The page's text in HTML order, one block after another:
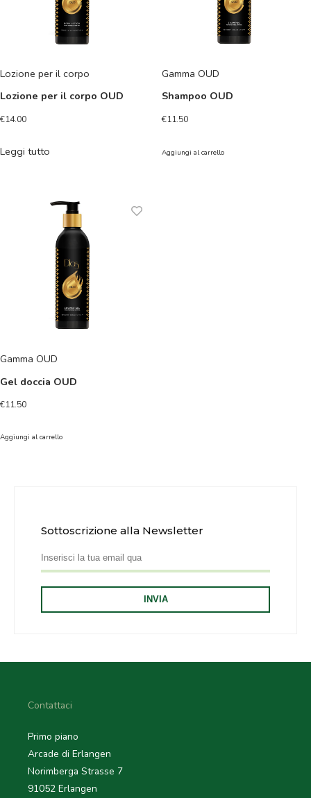
Lozione per il corpo
Lozione per il corpo OUD
€14.00
Leggi tutto
Gamma OUD
Shampoo OUD
€11.50
Aggiungi al carrello
Gamma OUD
Gel doccia OUD
€11.50
Aggiungi al carrello
Sottoscrizione alla Newsletter
Contattaci
Primo piano
Arcade di Erlangen
Norimberga Strasse 7
91052 Erlangen